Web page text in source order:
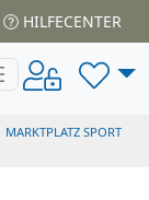
HILFECENTER
MARKTPLATZ SPORT